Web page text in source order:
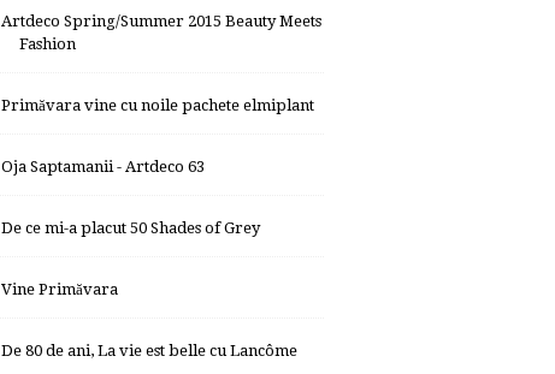
Artdeco Spring/Summer 2015 Beauty Meets
Fashion
Primăvara vine cu noile pachete elmiplant
Oja Saptamanii - Artdeco 63
De ce mi-a placut 50 Shades of Grey
Vine Primăvara
De 80 de ani, La vie est belle cu Lancôme